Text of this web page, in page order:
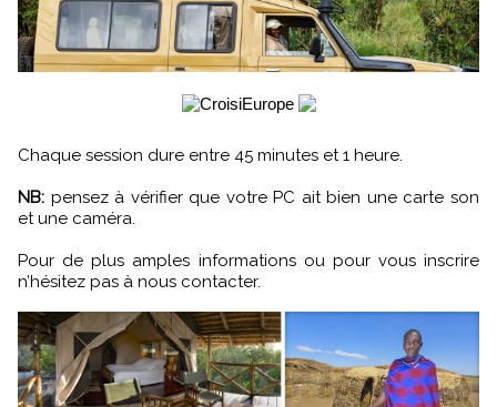
Chaque session dure entre 45 minutes et 1 heure.
NB: pensez à vérifier que votre PC ait bien une carte son
et une caméra.
Pour de plus amples informations ou pour vous inscrire
n’hésitez pas à nous contacter.